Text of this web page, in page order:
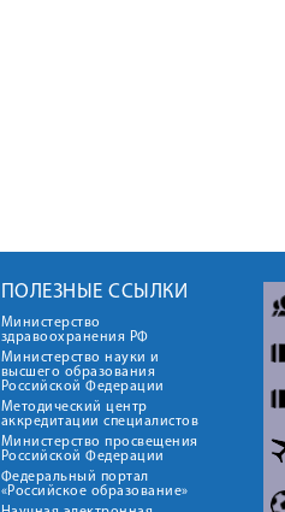
ПОЛЕЗНЫЕ ССЫЛКИ
Министерство
здравоохранения РФ
Министерство науки и
высшего образования
Российской Федерации
Методический центр
аккредитации специалистов
Министерство просвещения
Российской Федерации
Федеральный портал
«Российское образование»